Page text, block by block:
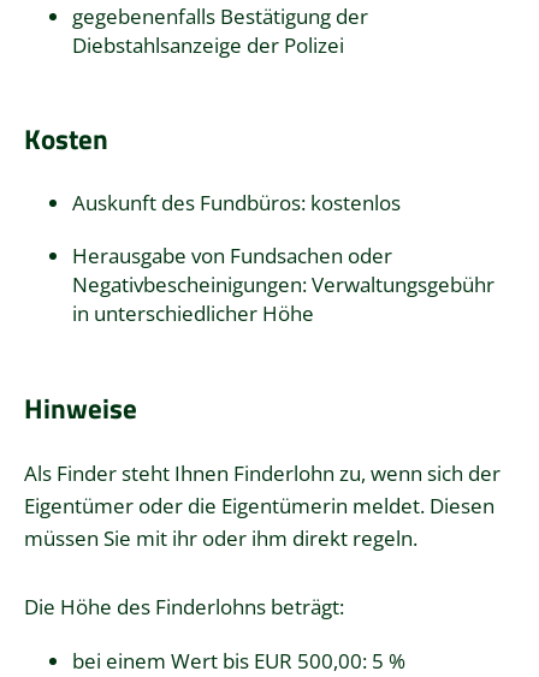
gegebenenfalls Bestätigung der
Diebstahlsanzeige der Polizei
Kosten
Auskunft des Fundbüros: kostenlos
Herausgabe von Fundsachen oder
Negativbescheinigungen: Verwaltungsgebühr
in unterschiedlicher Höhe
Hinweise
Als Finder steht Ihnen Finderlohn zu, wenn sich der
Eigentümer oder die Eigentümerin meldet. Diesen
müssen Sie mit ihr oder ihm direkt regeln.
Die Höhe des Finderlohns beträgt:
bei einem Wert bis EUR 500,00: 5 %